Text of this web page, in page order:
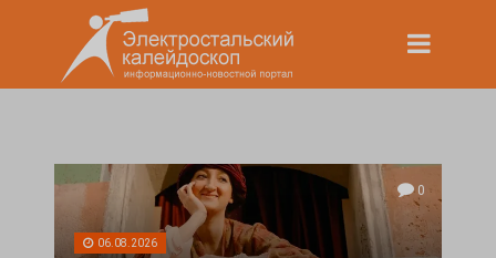
0
06.08.2026